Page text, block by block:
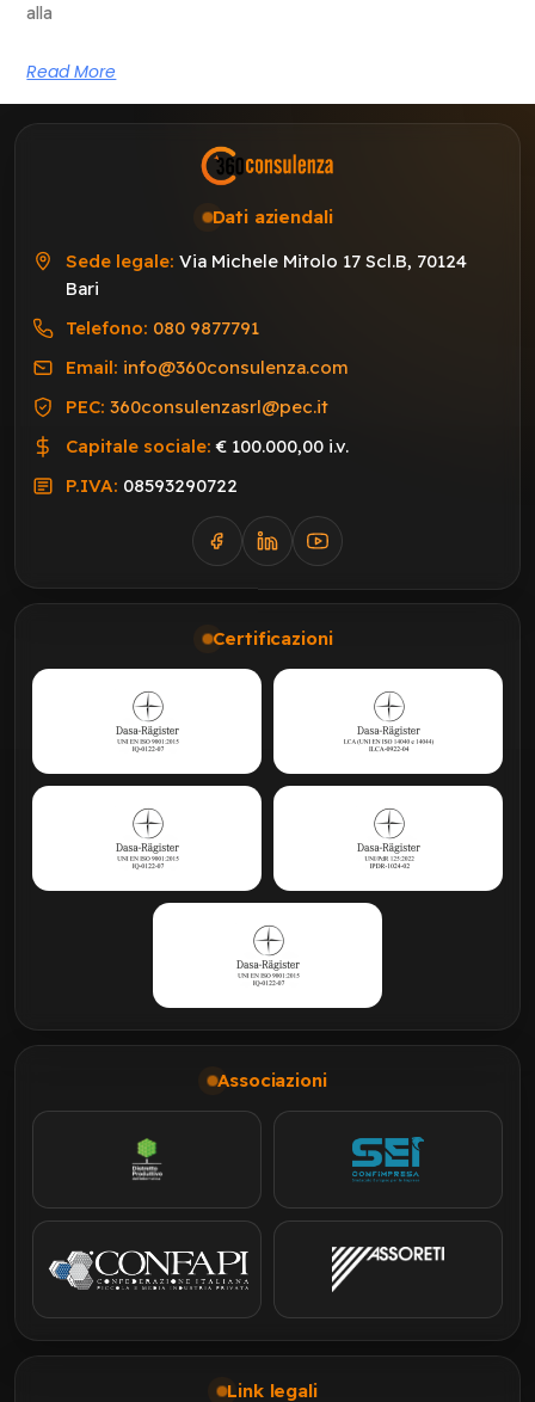
alla
Read More
Dati aziendali
Sede legale: Via Michele Mitolo 17 Scl.B, 70124
Bari
Telefono: 080 9877791
Email: info@360consulenza.com
PEC: 360consulenzasrl@pec.it
Capitale sociale: € 100.000,00 i.v.
P.IVA: 08593290722
Certificazioni
Associazioni
Link legali